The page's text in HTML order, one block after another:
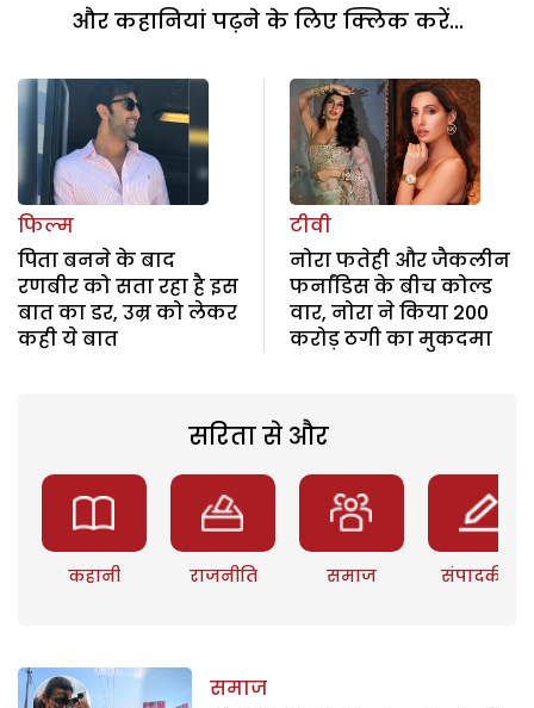
और कहानियां पढ़ने के लिए क्लिक करें...
फिल्म
पिता बनने के बाद
रणबीर को सता रहा है इस
बात का डर, उम्र को लेकर
कही ये बात
टीवी
नोरा फतेही और जैकलीन
फर्नांडिस के बीच कोल्ड
वार, नोरा ने किया 200
करोड़ ठगी का मुकदमा
सरिता से और
कहानी राजनीति समाज संपादकीय
समाज